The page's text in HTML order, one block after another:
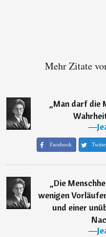
Mehr Zitate
„Man darf die
―
Facebook
„Die
wenigen
und einer
―